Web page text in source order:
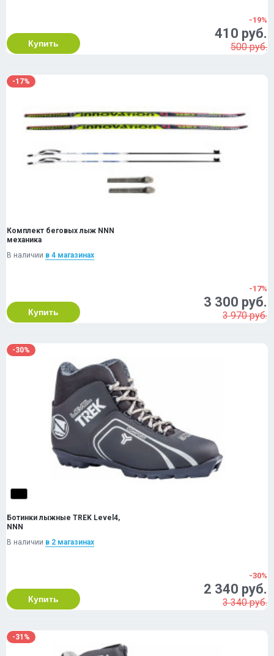
Купить
-19%
410 руб.
500 руб.
-17%
Комплект беговых лыж NNN
механика
В наличии в 4 магазинах
Купить
-17%
3 300 руб.
3 970 руб.
-30%
Ботинки лыжные TREK Level4,
NNN
В наличии в 2 магазинах
Купить
-30%
2 340 руб.
3 340 руб.
-31%